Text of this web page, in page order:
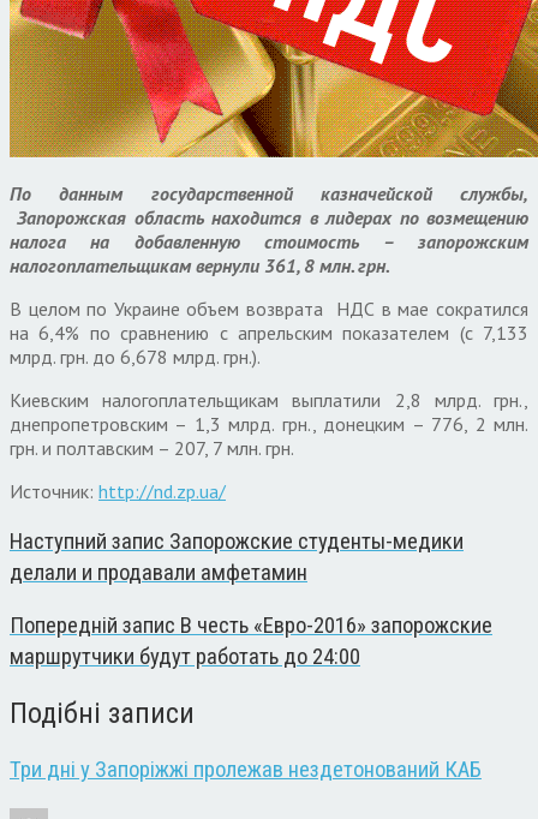
По данным государственной казначейской службы,
Запорожская область находится в лидерах по возмещению
налога на добавленную стоимость – запорожским
налогоплательщикам вернули 361, 8 млн. грн.
В целом по Украине объем возврата НДС в мае сократился
на 6,4% по сравнению с апрельским показателем (с 7,133
млрд. грн. до 6,678 млрд. грн.).
Киевским налогоплательщикам выплатили 2,8 млрд. грн.,
днепропетровским – 1,3 млрд. грн., донецким – 776, 2 млн.
грн. и полтавским – 207, 7 млн. грн.
Источник: http://nd.zp.ua/
Наступний запис Запорожские студенты-медики
делали и продавали амфетамин
Попередній запис В честь «Евро-2016» запорожские
маршрутчики будут работать до 24:00
Подібні записи
Три дні у Запоріжжі пролежав нездетонований КАБ